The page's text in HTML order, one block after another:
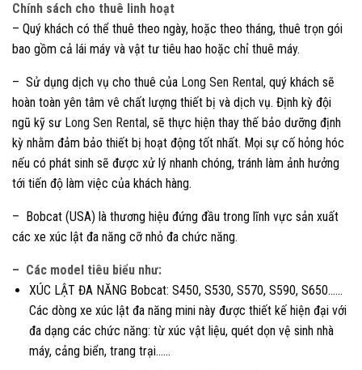
Chính sách cho thuê linh hoạt
– Quý khách có thể thuê theo ngày, hoặc theo tháng, thuê trọn gói
bao gồm cả lái máy và vật tư tiêu hao hoặc chỉ thuê máy.
– Sử dụng dịch vụ cho thuê của Long Sen Rental, quý khách sẽ
hoàn toàn yên tâm vê chất lượng thiết bị và dịch vụ. Định kỳ đội
ngũ kỹ sư Long Sen Rental, sẽ thực hiện thay thế bảo dưỡng định
kỳ nhằm đảm bảo thiết bị hoạt động tốt nhất. Mọi sự cố hỏng hóc
nếu có phát sinh sẽ được xử lý nhanh chóng, tránh làm ảnh hưởng
tới tiến độ làm việc của khách hàng.
– Bobcat (USA) là thương hiệu đứng đầu trong lĩnh vực sản xuất
các xe xúc lật đa năng cỡ nhỏ đa chức năng.
– Các model tiêu biểu như:
XÚC LẬT ĐA NĂNG Bobcat: S450, S530, S570, S590, S650……
Các dòng xe xúc lật đa năng mini này được thiết kế hiện đại với
đa dạng các chức năng: từ xúc vật liệu, quét dọn vệ sinh nhà
máy, cảng biển, trang trại……